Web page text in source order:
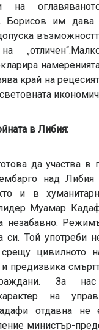
Борисов им дава
край на
в Либия:
да участва в
над Либия
и в
Муамар
незабавно.
си. Той употреби
цивилното
и предизвика
За нас
на
отдавна не
министър-